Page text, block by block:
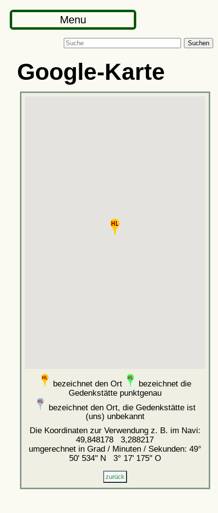
Menu
Suchen
Google-Karte
bezeichnet den Ort
bezeichnet die
Gedenkstätte punktgenau
bezeichnet den Ort, die Gedenkstätte ist
(uns) unbekannt
Die Koordinaten zur Verwendung z. B. im Navi:
49,848178 3,288217
umgerechnet in Grad / Minuten / Sekunden: 49°
50' 534'' N 3° 17' 175'' O